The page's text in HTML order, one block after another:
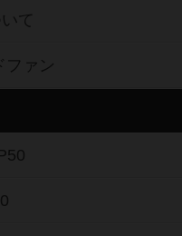
て
ファン